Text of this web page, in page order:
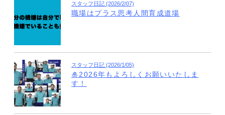
スタッフ日記 (2026/2/07)
職場はプラス思考人間育成道場
スタッフ日記 (2026/1/05)
🎍2026年もよろしくお願いいたしま
す！